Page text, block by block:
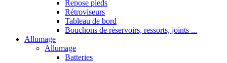
Repose pieds
Rétroviseurs
Tableau de bord
Bouchons de réservoirs, ressorts, joints ...
Allumage
Allumage
Batteries